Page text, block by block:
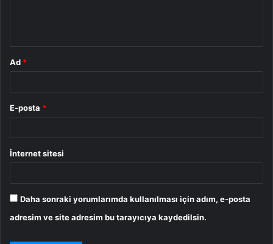
Ad *
E-posta *
İnternet sitesi
Daha sonraki yorumlarımda kullanılması için adım, e-posta
adresim ve site adresim bu tarayıcıya kaydedilsin.